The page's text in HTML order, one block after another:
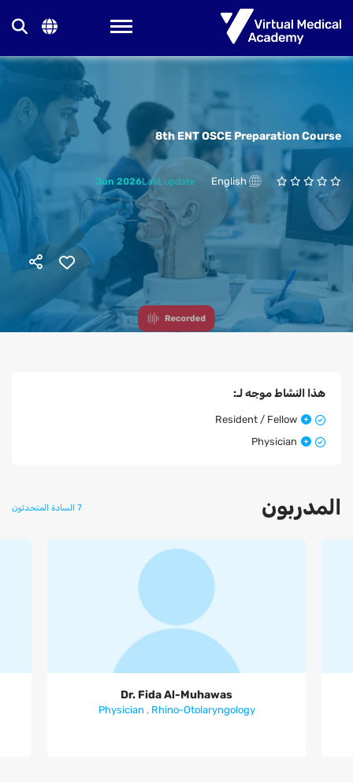
Toggle navigation
8th ENT OSCE Preparation Course
Last update
Jun 2026
هذا النشاط موجه لـ:
Resident / Fellow
Physician
المدربون 7 السادة المتحدثون
Dr. Fida Al-Muhawas
Physician , Rhino-Otolaryngology